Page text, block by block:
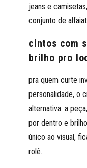
jeans e
conjunto de
cintos com
brilho pro
pra quem curte
personalidade, o
alternativa. a
por dentro e
único ao visual,
rolê.